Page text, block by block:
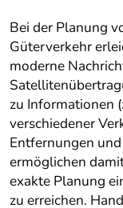
Bei der Planung
Güterverkehr
moderne
zu Informationen
verschiedener
Entfernungen
ermöglichen
exakte Planung
zu erreichen.